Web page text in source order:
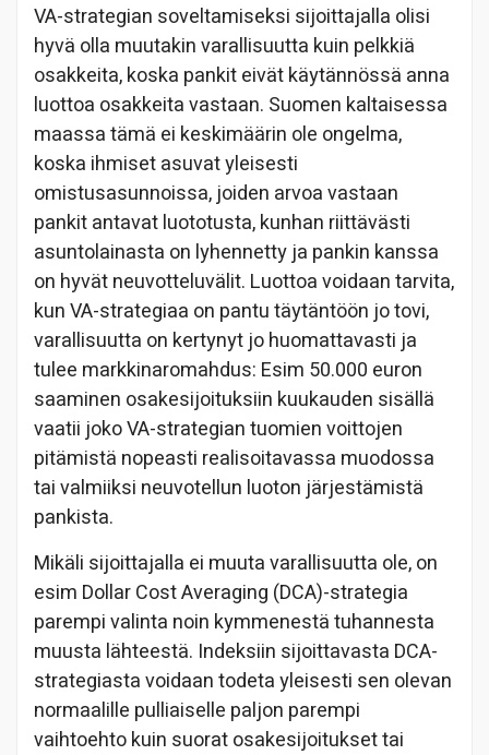
VA-strategian soveltamiseksi sijoittajalla olisi
hyvä olla muutakin varallisuutta kuin pelkkiä
osakkeita, koska pankit eivät käytännössä anna
luottoa osakkeita vastaan. Suomen kaltaisessa
maassa tämä ei keskimäärin ole ongelma,
koska ihmiset asuvat yleisesti
omistusasunnoissa, joiden arvoa vastaan
pankit antavat luototusta, kunhan riittävästi
asuntolainasta on lyhennetty ja pankin kanssa
on hyvät neuvotteluvälit. Luottoa voidaan tarvita,
kun VA-strategiaa on pantu täytäntöön jo tovi,
varallisuutta on kertynyt jo huomattavasti ja
tulee markkinaromahdus: Esim 50.000 euron
saaminen osakesijoituksiin kuukauden sisällä
vaatii joko VA-strategian tuomien voittojen
pitämistä nopeasti realisoitavassa muodossa
tai valmiiksi neuvotellun luoton järjestämistä
pankista.
Mikäli sijoittajalla ei muuta varallisuutta ole, on
esim Dollar Cost Averaging (DCA)-strategia
parempi valinta noin kymmenestä tuhannesta
muusta lähteestä. Indeksiin sijoittavasta DCA-
strategiasta voidaan todeta yleisesti sen olevan
normaalille pulliaiselle paljon parempi
vaihtoehto kuin suorat osakesijoitukset tai